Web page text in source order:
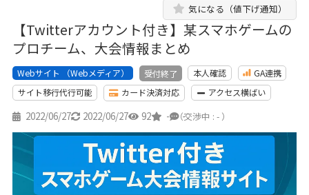
【Twitterアカウント付き】某スマホゲームの
プロチーム、大会情報まとめ
気になる（値下げ通知）
Webサイト （Webメディア） 受付終了 本人確認
GA連携
サイト移行代行可能
カード決済対応 アクセス横ばい
2022/06/27 2022/06/27 92 - -
（交渉中 : - ）